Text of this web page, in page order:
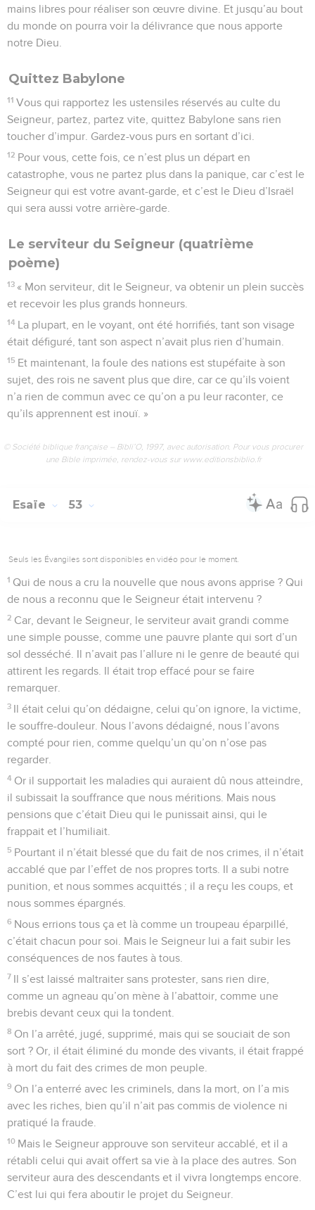
mains libres pour réaliser son œuvre divine. Et jusqu’au bout
du monde on pourra voir la délivrance que nous apporte
notre Dieu.
Quittez Babylone
11 Vous qui rapportez les ustensiles réservés au culte du
Seigneur, partez, partez vite, quittez Babylone sans rien
toucher d’impur. Gardez-vous purs en sortant d’ici.
12 Pour vous, cette fois, ce n’est plus un départ en
catastrophe, vous ne partez plus dans la panique, car c’est le
Seigneur qui est votre avant-garde, et c’est le Dieu d’Israël
qui sera aussi votre arrière-garde.
Le serviteur du Seigneur (quatrième
poème)
13 « Mon serviteur, dit le Seigneur, va obtenir un plein succès
et recevoir les plus grands honneurs.
14 La plupart, en le voyant, ont été horrifiés, tant son visage
était défiguré, tant son aspect n’avait plus rien d’humain.
15 Et maintenant, la foule des nations est stupéfaite à son
sujet, des rois ne savent plus que dire, car ce qu’ils voient
n’a rien de commun avec ce qu’on a pu leur raconter, ce
qu’ils apprennent est inouï. »
© Société biblique française – Bibli’O, 1997, avec autorisation. Pour vous procurer
une Bible imprimée, rendez-vous sur www.editionsbiblio.fr
Esaïe 53
Seuls les Évangiles sont disponibles en vidéo pour le moment.
1 Qui de nous a cru la nouvelle que nous avons apprise ? Qui
de nous a reconnu que le Seigneur était intervenu ?
2 Car, devant le Seigneur, le serviteur avait grandi comme
une simple pousse, comme une pauvre plante qui sort d’un
sol desséché. Il n’avait pas l’allure ni le genre de beauté qui
attirent les regards. Il était trop effacé pour se faire
remarquer.
3 Il était celui qu’on dédaigne, celui qu’on ignore, la victime,
le souffre-douleur. Nous l’avons dédaigné, nous l’avons
compté pour rien, comme quelqu’un qu’on n’ose pas
regarder.
4 Or il supportait les maladies qui auraient dû nous atteindre,
il subissait la souffrance que nous méritions. Mais nous
pensions que c’était Dieu qui le punissait ainsi, qui le
frappait et l’humiliait.
5 Pourtant il n’était blessé que du fait de nos crimes, il n’était
accablé que par l’effet de nos propres torts. Il a subi notre
punition, et nous sommes acquittés ; il a reçu les coups, et
nous sommes épargnés.
6 Nous errions tous ça et là comme un troupeau éparpillé,
c’était chacun pour soi. Mais le Seigneur lui a fait subir les
conséquences de nos fautes à tous.
7 Il s’est laissé maltraiter sans protester, sans rien dire,
comme un agneau qu’on mène à l’abattoir, comme une
brebis devant ceux qui la tondent.
8 On l’a arrêté, jugé, supprimé, mais qui se souciait de son
sort ? Or, il était éliminé du monde des vivants, il était frappé
à mort du fait des crimes de mon peuple.
9 On l’a enterré avec les criminels, dans la mort, on l’a mis
avec les riches, bien qu’il n’ait pas commis de violence ni
pratiqué la fraude.
10 Mais le Seigneur approuve son serviteur accablé, et il a
rétabli celui qui avait offert sa vie à la place des autres. Son
serviteur aura des descendants et il vivra longtemps encore.
C’est lui qui fera aboutir le projet du Seigneur.